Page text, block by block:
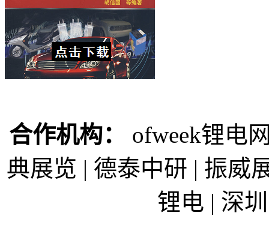
合作机构：
ofweek锂电
典展览 | 德泰中研 | 振威
锂电 | 深